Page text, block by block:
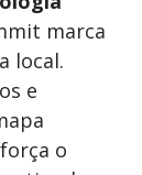
marca
local.
e
o